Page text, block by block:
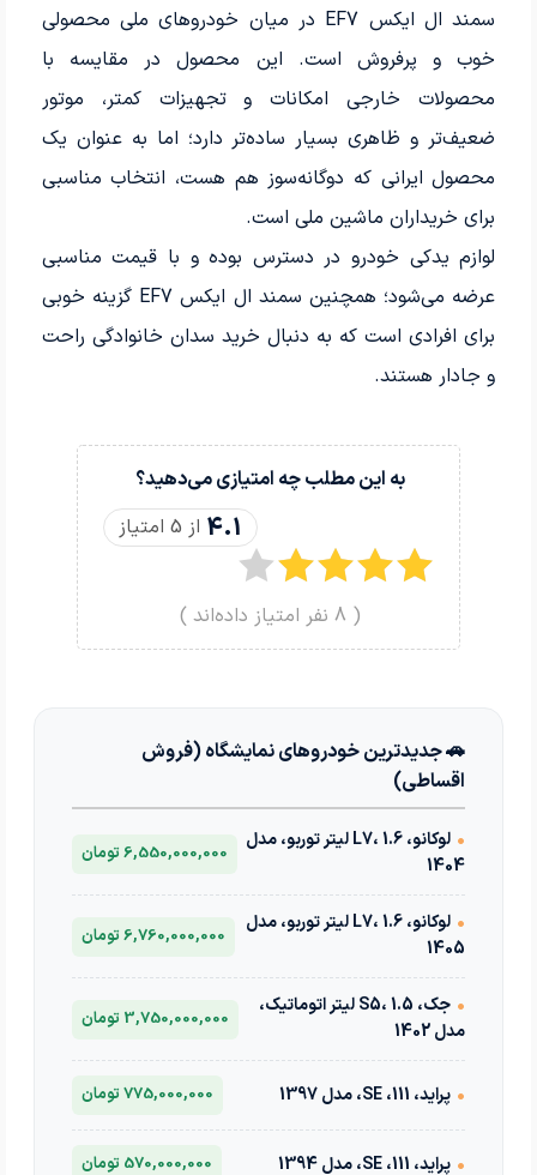
سمند ال ایکس EF7 در میان خودروهای ملی محصولی
خوب و پرفروش است. این محصول در مقایسه با
محصولات خارجی امکانات و تجهیزات کمتر، موتور
ضعیف‌تر و ظاهری بسیار ساده‌تر دارد؛ اما به عنوان یک
محصول ایرانی که دوگانه‌سوز هم هست، انتخاب مناسبی
برای خریداران ماشین‌ ملی است.
لوازم یدکی خودرو در دسترس بوده و با قیمت مناسبی
عرضه می‌شود؛ همچنین سمند ال ایکس EF7 گزینه خوبی
برای افرادی است که به دنبال خرید سدان خانوادگی راحت
و جادار هستند.
به این مطلب چه امتیازی می‌دهید؟
4.1 از 5 امتیاز
(
8 نفر امتیاز داده‌اند )
🚗 جدیدترین خودروهای نمایشگاه (فروش
اقساطی)
•
لوکانو، L7، 1.6 لیتر توربو، مدل
1404
6,550,000,000 تومان
•
لوکانو، L7، 1.6 لیتر توربو، مدل
1405
6,760,000,000 تومان
•
جک، S5، 1.5 لیتر اتوماتیک،
مدل 1402
3,750,000,000 تومان
• پراید، 111، SE، مدل 1397 775,000,000 تومان
• پراید، 111، SE، مدل 1394 570,000,000 تومان